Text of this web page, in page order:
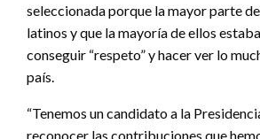
seleccionada porque la mayor parte
latinos y que la mayoría de ellos
conseguir “respeto” y hacer ver lo
país.
“Tenemos un candidato a la
reconocer las contribuciones que